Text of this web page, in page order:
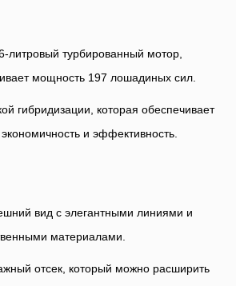
литровый турбированный мотор,
мощность 197 лошадиных сил.
гибридизации, которая обеспечивает
и эффективность.
вид с элегантными линиями и
материалами.
отсек, который можно расширить